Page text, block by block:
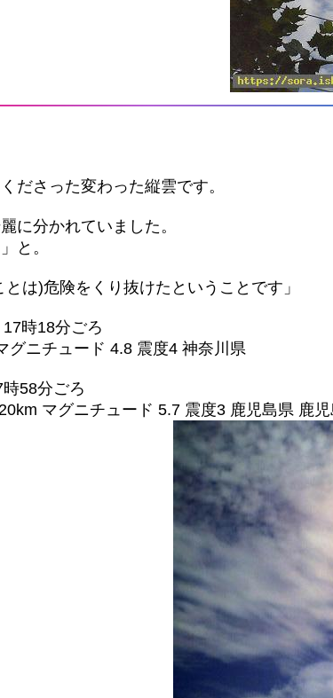
ださった変わった縦雲です。
に分かれていました。
と。
とは)危険をくり抜けたということです」
時18分ごろ
グニチュード 4.8 震度4 神奈川県
58分ごろ
マグニチュード 5.7 震度3 鹿児島県 鹿